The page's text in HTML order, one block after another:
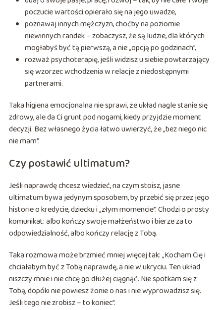
poczucie wartości opierało się na jego uwadze,
poznawaj innych mężczyzn, choćby na poziomie
niewinnych randek – zobaczysz, że są ludzie, dla których
mogłabyś być tą pierwszą, a nie „opcją po godzinach”,
rozważ psychoterapię, jeśli widzisz u siebie powtarzający
się wzorzec wchodzenia w relacje z niedostępnymi
partnerami.
Taka higiena emocjonalna nie sprawi, że układ nagle stanie się
zdrowy, ale da Ci grunt pod nogami, kiedy przyjdzie moment
decyzji. Bez własnego życia łatwo uwierzyć, że „bez niego nic
nie mam”.
Czy postawić ultimatum?
Jeśli naprawdę chcesz wiedzieć, na czym stoisz, jasne
ultimatum bywa jedynym sposobem, by przebić się przez jego
historie o kredycie, dziecku i „złym momencie”. Chodzi o prosty
komunikat: albo kończy swoje małżeństwo i bierze za to
odpowiedzialność, albo kończy relację z Tobą.
Taka rozmowa może brzmieć mniej więcej tak: „Kocham Cię i
chciałabym być z Tobą naprawdę, a nie w ukryciu. Ten układ
niszczy mnie i nie chcę go dłużej ciągnąć. Nie spotkam się z
Tobą, dopóki nie powiesz żonie o nas i nie wyprowadzisz się.
Jeśli tego nie zrobisz – to koniec”.